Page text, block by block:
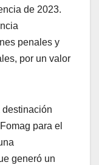
de 2023.
penales y
por un valor
para el
generó un